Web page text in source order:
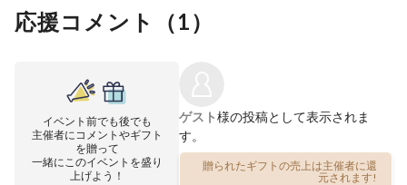
応援コメント（1）
イベント前でも後でも
主催者にコメントやギフト
を贈って
一緒にこのイベントを盛り
上げよう！
ゲスト様の投稿として表示されま
す。
贈られたギフトの売上は主催者に還
元されます!